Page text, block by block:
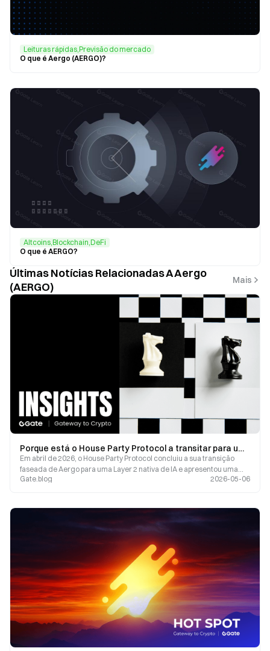
Leituras rápidas,Previsão do mercado
O que é Aergo (AERGO)?
Altcoins,Blockchain,DeFi
O que é AERGO?
Últimas Notícias Relacionadas A Aergo
(AERGO)
Mais
Porque está o House Party Protocol a transitar para uma Layer 2 nativa de IA?
Em abril de 2026, o House Party Protocol concluiu a sua transição
faseada de Aergo para uma Layer 2 nativa de IA e apresentou uma
nova narrativa ao público. Este artigo analisa o cronograma e os
Gate.blog 2026-05-06